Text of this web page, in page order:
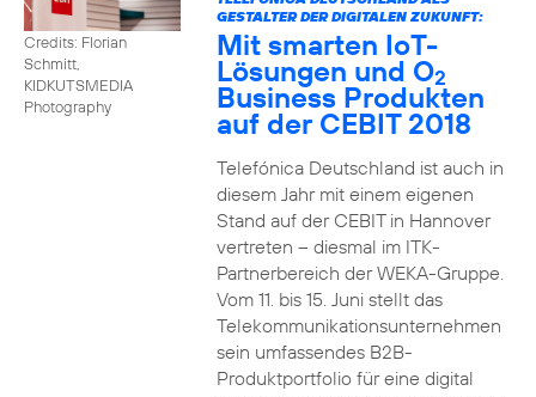
Credits: Florian
Schmitt,
KIDKUTSMEDIA
Photography
GESTALTER DER DIGITALEN ZUKUNFT:
Mit smarten IoT-
Lösungen und O2
Business Produkten
auf der CEBIT 2018
Telefónica Deutschland ist auch in
diesem Jahr mit einem eigenen
Stand auf der CEBIT in Hannover
vertreten – diesmal im ITK-
Partnerbereich der WEKA-Gruppe.
Vom 11. bis 15. Juni stellt das
Telekommunikationsunternehmen
sein umfassendes B2B-
Produktportfolio für eine digital